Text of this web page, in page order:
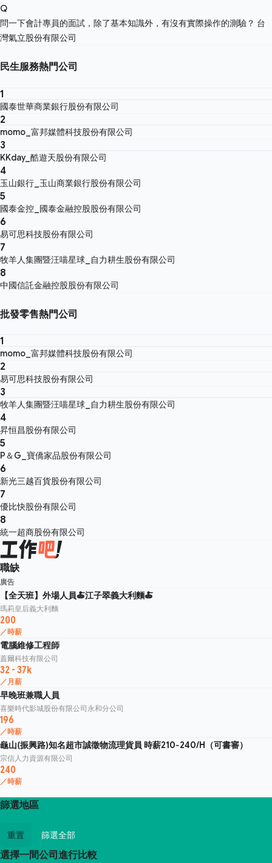
Q
問一下會計專員的面試，除了基本知識外，有沒有實際操作的測驗？ 台
灣氣立股份有限公司
民生服務熱門公司
1
國泰世華商業銀行股份有限公司
2
momo_富邦媒體科技股份有限公司
3
KKday_酷遊天股份有限公司
4
玉山銀行_玉山商業銀行股份有限公司
5
國泰金控_國泰金融控股股份有限公司
6
易可思科技股份有限公司
7
牧羊人集團暨汪喵星球_自力耕生股份有限公司
8
中國信託金融控股股份有限公司
批發零售熱門公司
1
momo_富邦媒體科技股份有限公司
2
易可思科技股份有限公司
3
牧羊人集團暨汪喵星球_自力耕生股份有限公司
4
昇恒昌股份有限公司
5
P＆G_寶僑家品股份有限公司
6
新光三越百貨股份有限公司
7
優比快股份有限公司
8
統一超商股份有限公司
職缺
廣告
【全天班】外場人員🍝江子翠義大利麵🍝
瑪莉皇后義大利麵
200
／時薪
電腦維修工程師
蓋爾科技有限公司
32 - 37k
／月薪
早晚班兼職人員
喜樂時代影城股份有限公司永和分公司
196
／時薪
龜山(振興路)知名超市誠徵物流理貨員 時薪210-240/H（可書審）
宗信人力資源有限公司
240
／時薪
篩選地區
重置 篩選全部
選擇一間公司進行比較